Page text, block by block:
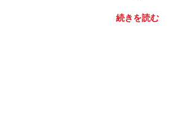
続きを読む